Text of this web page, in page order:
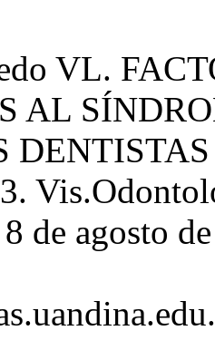
VL.
AL
de agosto